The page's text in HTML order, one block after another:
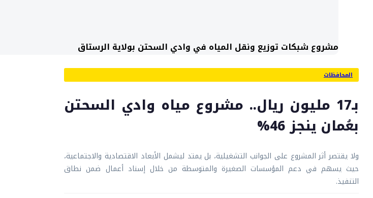
مشروع شبكات توزيع ونقل المياه في وادي السحتن بولاية الرستاق
المحافظات
بـ17 مليون ريال.. مشروع مياه وادي السحتن
بعُمان ينجز 46%
ولا يقتصر أثر المشروع على الجوانب التشغيلية، بل يمتد ليشمل الأبعاد الاقتصادية والاجتماعية،
حيث يسهم في دعم المؤسسات الصغيرة والمتوسطة من خلال إسناد أعمال ضمن نطاق
التنفيذ.